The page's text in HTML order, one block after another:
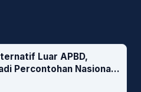
Luar APBD,
Percontohan Nasional